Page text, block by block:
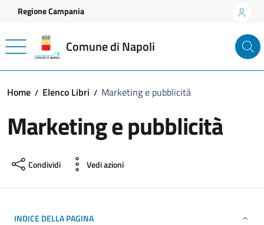
Vai ai contenuti
Vai al footer
Regione Campania
Comune di Napoli
Home Elenco Libri Marketing e pubblicità
Marketing e pubblicità
Condividi Vedi azioni
INDICE DELLA PAGINA